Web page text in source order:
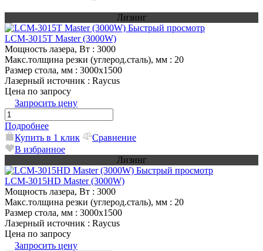
Лизинг
Быстрый просмотр
LCM-3015T Master (3000W)
Мощность лазера, Вт : 3000
Макс.толщина резки (углерод.сталь), мм : 20
Размер стола, мм : 3000х1500
Лазерный источник : Raycus
Цена по запросу
Запросить цену
Подробнее
Купить в 1 клик
Сравнение
В избранное
Лизинг
Быстрый просмотр
LCM-3015HD Master (3000W)
Мощность лазера, Вт : 3000
Макс.толщина резки (углерод.сталь), мм : 20
Размер стола, мм : 3000х1500
Лазерный источник : Raycus
Цена по запросу
Запросить цену